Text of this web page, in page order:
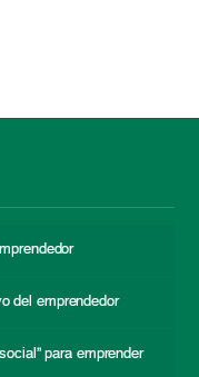
del emprendedor
para emprender